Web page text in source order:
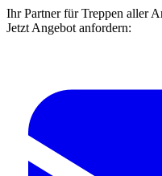
Ihr Partner für Treppen aller
Jetzt Angebot anfordern: